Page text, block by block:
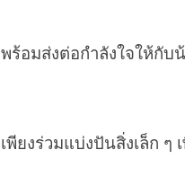
พร้อมส่งต่อกำลังใจให้กับ
เพียงร่วมแบ่งปันสิ่งเล็ก